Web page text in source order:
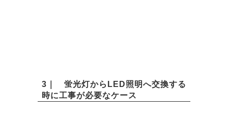
3｜ 蛍光灯からLED照明へ交換する
時に工事が必要なケース